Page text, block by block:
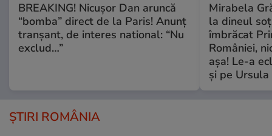
BREAKING! Nicușor Dan aruncă
“bomba” direct de la Paris! Anunț
tranșant, de interes national: “Nu
exclud…”
Mirabela
la dineul
îmbrăcat
României,
așa! Le-a
și pe
ȘTIRI ROMÂNIA